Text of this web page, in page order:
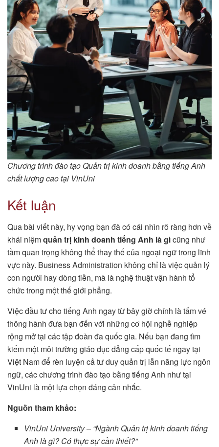
Chương trình đào tạo Quản trị kinh doanh bằng tiếng Anh
chất lượng cao tại VinUni
Kết luận
Qua bài viết này, hy vọng bạn đã có cái nhìn rõ ràng hơn về
khái niệmquản trị kinh doanh tiếng Anh là gìcũng như
tầm quan trọng không thể thay thế của ngoại ngữ trong lĩnh
vực này. Business Administration không chỉ là việc quản lý
con người hay dòng tiền, mà là nghệ thuật vận hành tổ
chức trong một thế giới phẳng.
Việc đầu tư cho tiếng Anh ngay từ bây giờ chính là tấm vé
thông hành đưa bạn đến với những cơ hội nghề nghiệp
rộng mở tại các tập đoàn đa quốc gia. Nếu bạn đang tìm
kiếm một môi trường giáo dục đẳng cấp quốc tế ngay tại
Việt Nam để rèn luyện cả tư duy quản trị lẫn năng lực ngôn
ngữ, các chương trình đào tạo bằng tiếng Anh như tại
VinUni là một lựa chọn đáng cân nhắc.
Nguồn tham khảo:
VinUni University – “Ngành Quản trị kinh doanh tiếng
Anh là gì? Có thực sự cần thiết?”